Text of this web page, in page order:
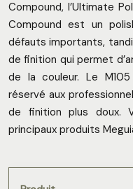
Compound, l’Ultimate
Compound est un
défauts importants,
de finition qui permet
de la couleur. Le
réservé aux
de finition plus doux.
principaux produits